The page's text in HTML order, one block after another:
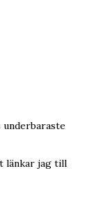
länkar jag till